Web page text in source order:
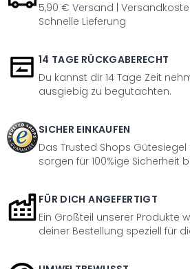
5,90 € Versand |
Schnelle Lieferung
14 TAGE RÜCKGABERECHT
Du kannst dir 14 Tage Zeit
ausgiebig zu begutachten.
SICHER EINKAUFEN
Das Trusted Shops
sorgen für 100%ige Sicherheit
FÜR DICH ANGEFERTIGT
Ein Großteil unserer Produkte
deiner Bestellung speziell für